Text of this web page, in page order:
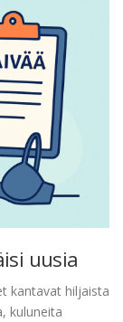
uusia
kantavat hiljaista
kuluneita